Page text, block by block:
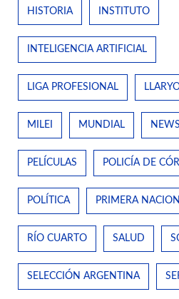
HISTORIA INSTITUTO
INTELIGENCIA ARTIFICIAL
LIGA PROFESIONAL
MILEI MUNDIAL
PELÍCULAS POLICÍA DE
POLÍTICA PRIMERA
RÍO CUARTO SALUD
SELECCIÓN ARGENTINA